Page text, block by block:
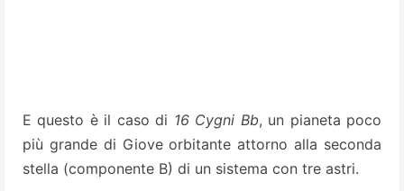
E questo è il caso di 16 Cygni Bb, un pianeta poco
più grande di Giove orbitante attorno alla seconda
stella (componente B) di un sistema con tre astri.